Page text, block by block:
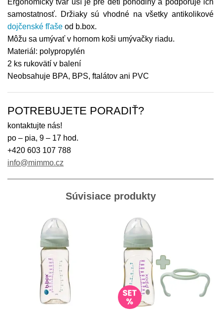
samostatnosť. Držiaky sú vhodné na všetky antikolikové
dojčenské fľaše od b.box.
Môžu sa umývať v hornom koši umývačky riadu.
Materiál: polypropylén
2 ks rukovätí v balení
Neobsahuje BPA, BPS, ftalátov ani PVC
POTREBUJETE PORADIŤ?
kontaktujte nás!
po – pia, 9 – 17 hod.
+420 603 107 788
info@mimmo.cz
Súvisiace produkty